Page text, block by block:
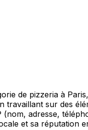
de pizzeria à
sur des
adresse,
et sa réputation